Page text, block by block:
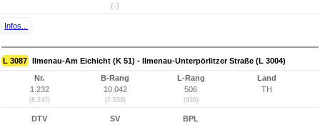
(-)
Infos...
L 3087 Ilmenau-Am Eichicht (K 51) - Ilmenau-Unterpörlitzer Straße (L 3004)
Nr.
1.232
(8.247)
B-Rang
10.042
(7.638)
L-Rang
506
(436)
Land
TH
DTV SV BPL